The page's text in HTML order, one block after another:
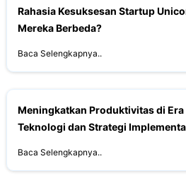
Rahasia Kesuksesan Startup
Mereka Berbeda?
Baca Selengkapnya..
Meningkatkan Produktivitas di Era
Teknologi dan Strategi
Baca Selengkapnya..